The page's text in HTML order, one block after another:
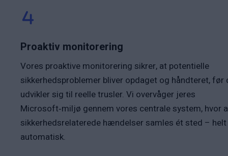
Proaktiv monitorering
Vores proaktive monitorering sikrer, at potentielle
sikkerhedsproblemer bliver opdaget og håndteret, før
udvikler sig til reelle trusler. Vi overvåger jeres
Microsoft‑miljø gennem vores centrale system, hvor
sikkerhedsrelaterede hændelser samles ét sted – helt
automatisk.